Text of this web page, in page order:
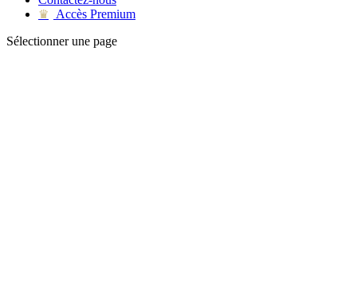
♛
Accès Premium
Sélectionner une page